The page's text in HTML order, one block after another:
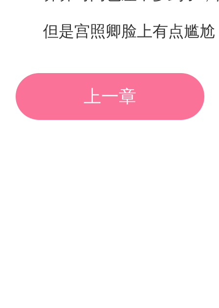
但是宫照卿脸上有点尴尬
上一章